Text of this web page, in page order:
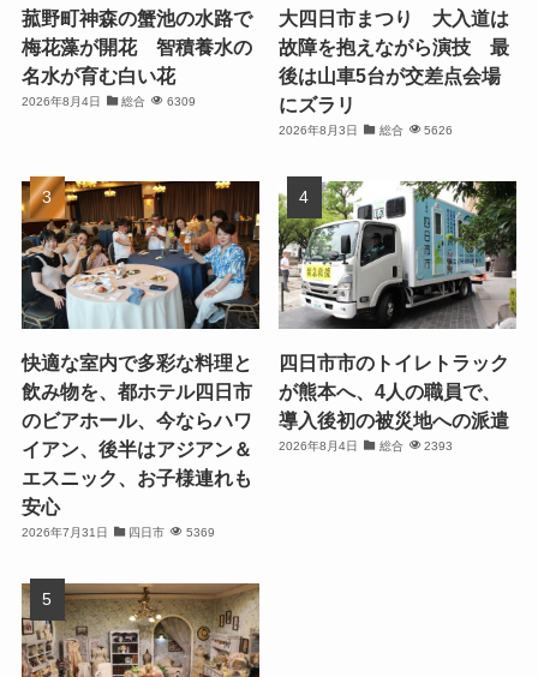
菰野町神森の蟹池の水路で
梅花藻が開花 智積養水の
名水が育む白い花
2026年8月4日 総合 6309
大四日市まつり 大入道は
故障を抱えながら演技 最
後は山車5台が交差点会場
にズラリ
2026年8月3日 総合 5626
快適な室内で多彩な料理と
飲み物を、都ホテル四日市
のビアホール、今ならハワ
イアン、後半はアジアン＆
エスニック、お子様連れも
安心
2026年7月31日 四日市 5369
四日市市のトイレトラック
が熊本へ、4人の職員で、
導入後初の被災地への派遣
2026年8月4日 総合 2393